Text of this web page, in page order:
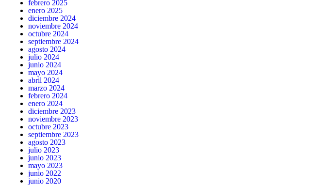
febrero 2025
enero 2025
diciembre 2024
noviembre 2024
octubre 2024
septiembre 2024
agosto 2024
julio 2024
junio 2024
mayo 2024
abril 2024
marzo 2024
febrero 2024
enero 2024
diciembre 2023
noviembre 2023
octubre 2023
septiembre 2023
agosto 2023
julio 2023
junio 2023
mayo 2023
junio 2022
junio 2020